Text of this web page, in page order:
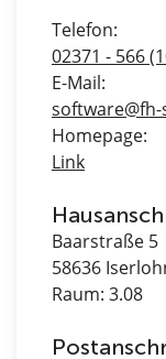
Telefon:
02371 - 566
E-Mail:
Homepage:
Link
Baarstraße 5
58636
Raum: 3.08